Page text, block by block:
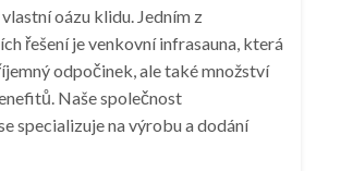
oázu klidu. Jedním z
řešení je venkovní infrasauna, která
odpočinek, ale také množství
Naše společnost
specializuje na výrobu a dodání